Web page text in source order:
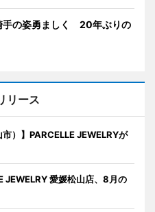
手の姿勇ましく 20年ぶりの
リース
）】PARCELLE JEWELRYが
JEWELRY 愛媛松山店、8月の